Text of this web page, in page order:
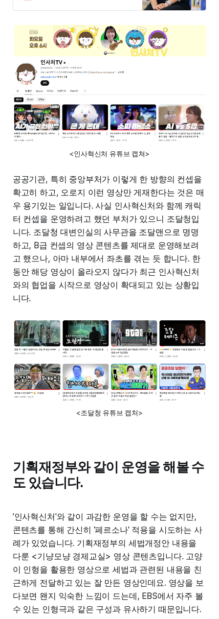
장을 하고 등장해 “합격 자신 있
지?”라며 7급 공무원 시험 …
<인사혁신처 유튜브 캡쳐>
공공기관, 특히 중앙부처가 이렇게 한 방향의 컨셉을
확고히 하고, 오로지 이런 영상만 게재한다는 것은 매
우 용기있는 일입니다. 사실 인사혁신처와 함께 캐릭
터 컨셉을 운영하려고 했던 부처가 있으니 조달청입
니다. 조달청 대변인실의 사무관을 조달맨으로 명명
하고, B급 컨셉의 영상 콘텐츠를 제대로 운영해보려
고 했으나, 아마 내부에서 좌초를 겪는 듯 합니다. 한
동안 해당 영상이 올라오지 않다가 최근 인사혁신처
와의 협업을 시작으로 영상이 확대되고 있는 상황입
니다.
<조달청 유튜브 캡처>
기획재정부와 같이 운영을 해볼 수
도 있습니다.
'인사혁신처'와 같이 과감한 운영을 할 수는 없지만,
콘텐츠를 통해 간신히 '페르소나' 적용을 시도하는 사
례가 있었습니다. 기획재정부의 세법개정안 내용을
다룬 <기냥모냥 경제교실> 영상 콘텐츠입니다. 고양
이 인형을 활용한 영상으로 세법과 관련된 내용을 친
근하게 전달하고 있는 잘 만든 영상인데요. 영상을 보
다보면 왠지 익숙한 느낌이 드는데, EBS에서 자주 볼
수 있는 인형극과 같은 구성과 유사하기 때문입니다.